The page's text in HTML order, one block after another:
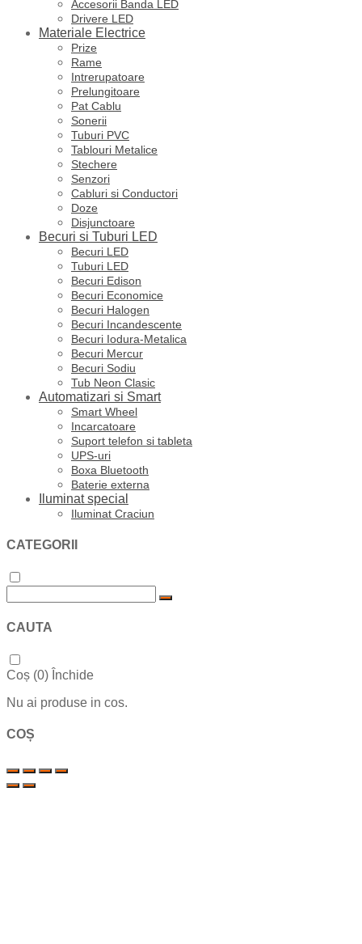
Accesorii Banda LED
Drivere LED
Materiale Electrice
Prize
Rame
Intrerupatoare
Prelungitoare
Pat Cablu
Sonerii
Tuburi PVC
Tablouri Metalice
Stechere
Senzori
Cabluri si Conductori
Doze
Disjunctoare
Becuri si Tuburi LED
Becuri LED
Tuburi LED
Becuri Edison
Becuri Economice
Becuri Halogen
Becuri Incandescente
Becuri Iodura-Metalica
Becuri Mercur
Becuri Sodiu
Tub Neon Clasic
Automatizari si Smart
Smart Wheel
Incarcatoare
Suport telefon si tableta
UPS-uri
Boxa Bluetooth
Baterie externa
Iluminat special
Iluminat Craciun
CATEGORII
CAUTA
Coș (0) Închide
Nu ai produse in cos.
COȘ